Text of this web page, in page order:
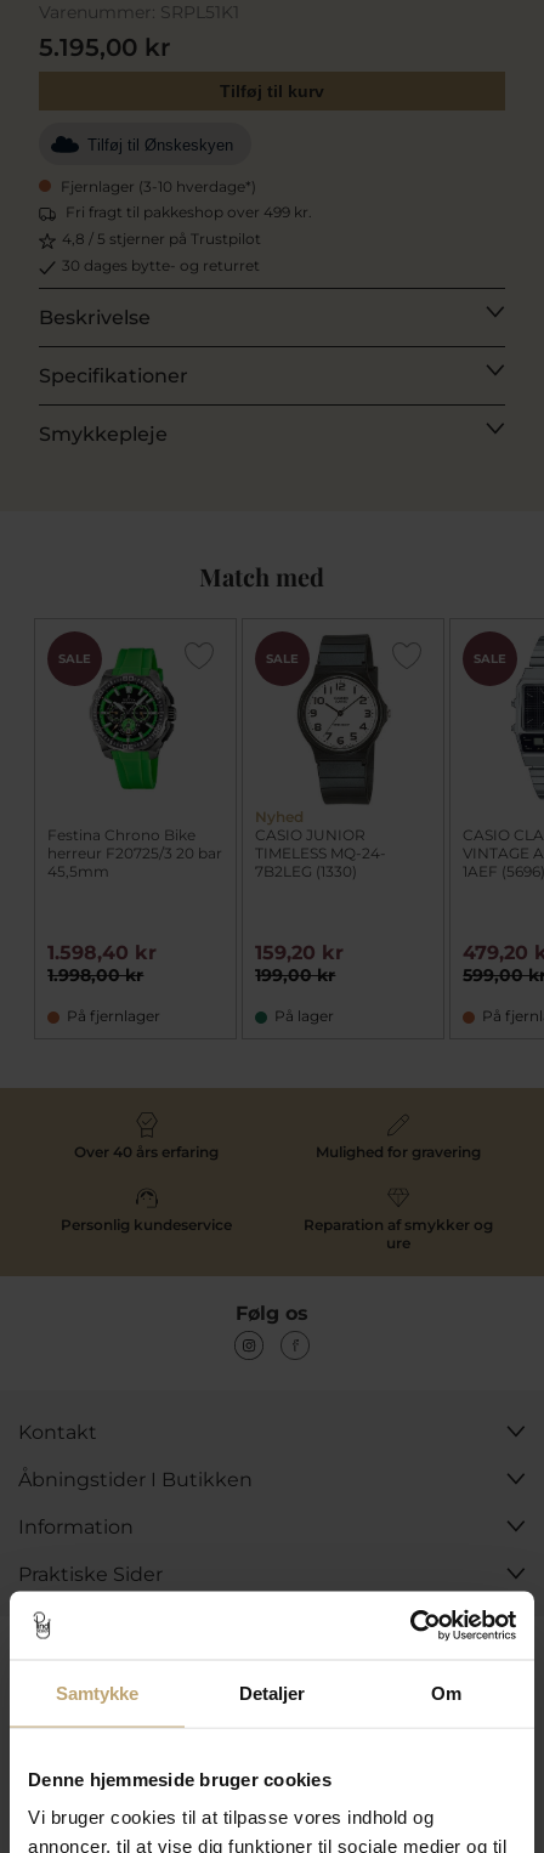
Samtykke Detaljer Om
Denne hjemmeside bruger cookies
Vi bruger cookies til at tilpasse vores indhold og
annoncer, til at vise dig funktioner til sociale medier og til
Varenummer: SRPL51K1
5.195,00 kr
Tilføj til kurv
Tilføj til Ønskeskyen
Fjernlager (3-10 hverdage*)
Fri fragt til pakkeshop over 499 kr.
4,8 / 5 stjerner på Trustpilot
30 dages bytte- og returret
Beskrivelse
Specifikationer
Smykkepleje
Match med
SALE
Festina Chrono Bike
herreur F20725/3 20 bar
45,5mm
1.998,00 kr
1.598,40 kr
På fjernlager
SALE
Nyhed
CASIO JUNIOR
TIMELESS MQ-24-
7B2LEG (1330)
199,00 kr
159,20 kr
På lager
SALE
CASIO
VINTAGE
1AEF
599,00
479,20
På
Over 40 års erfaring Mulighed for gravering
Personlig kundeservice
Reparation af smykker og
ure
Følg os
Kontakt
Åbningstider I Butikken
Information
Praktiske Sider
Leveringsmuligheder